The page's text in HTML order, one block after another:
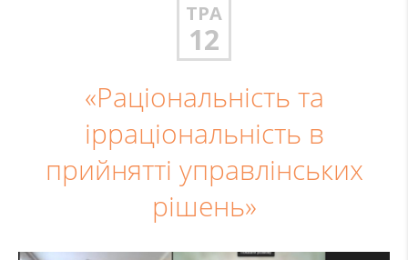
ТРА
12
«Раціональність та
ірраціональність в
прийнятті управлінських
рішень»